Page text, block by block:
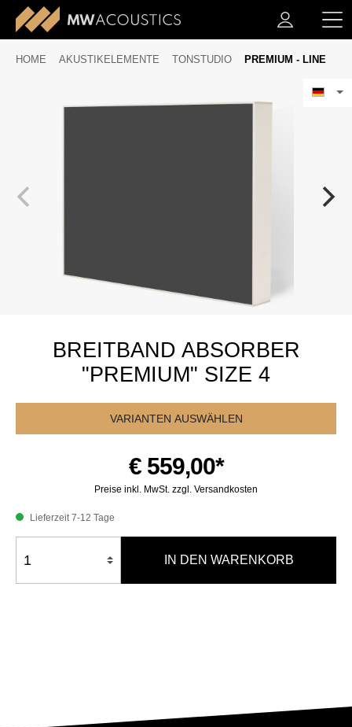
HOME AKUSTIKELEMENTE TONSTUDIO PREMIUM - LINE
BREITBAND ABSORBER
"PREMIUM" SIZE 4
VARIANTEN AUSWÄHLEN
€ 559,00*
Preise inkl. MwSt. zzgl. Versandkosten
Lieferzeit 7-12 Tage
IN DEN WARENKORB